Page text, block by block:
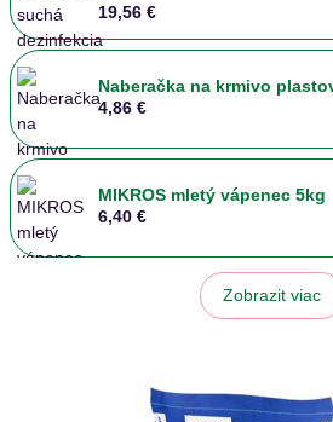
19,56 €
Naberačka na krmivo
4,86 €
MIKROS mletý vápenec 5kg
6,40 €
ENERGYS Pig UNI 15 25kg
ENERGYS Horse Natural -
Zobrazit viac